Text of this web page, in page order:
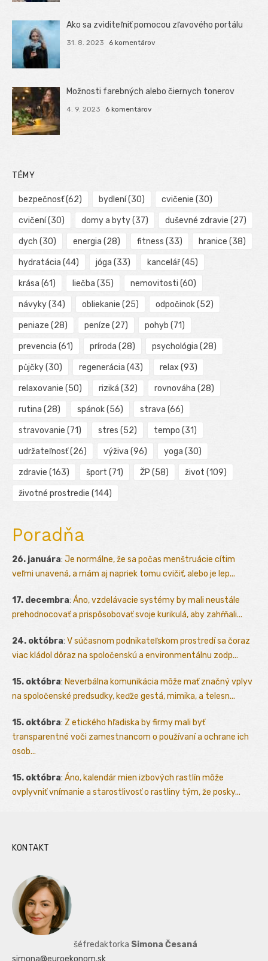
Ako sa zviditeľniť pomocou zľavového portálu
31. 8. 2023 6 komentárov
Možnosti farebných alebo čiernych tonerov
4. 9. 2023 6 komentárov
TÉMY
bezpečnosť(62) bydlení(30) cvičenie (30)
cvičení(30) domy a byty(37) duševné zdravie (27)
dych (30) energia (28) fitness (33) hranice (38)
hydratácia (44) jóga (33) kancelář(45)
krása (61) liečba (35) nemovitosti (60)
návyky(34) obliekanie (25) odpočinok(52)
peniaze (28) peníze (27) pohyb (71)
prevencia (61) príroda (28) psychológia (28)
půjčky(30) regenerácia (43) relax (93)
relaxovanie (50) riziká (32) rovnováha (28)
rutina (28) spánok(56) strava (66)
stravovanie (71) stres (52) tempo (31)
udržateľnosť(26) výživa (96) yoga (30)
zdravie (163) šport (71) ŽP (58) život (109)
životné prostredie (144)
Poradňa
26. januára: Je normálne, že sa počas menštruácie cítim
veľmi unavená, a mám aj napriek tomu cvičiť, alebo je lep...
17. decembra: Áno, vzdelávacie systémy by mali neustále
prehodnocovať a prispôsobovať svoje kurikulá, aby zahŕňali...
24. októbra: V súčasnom podnikateľskom prostredí sa čoraz
viac kládol dôraz na spoločenskú a environmentálnu zodp...
15. októbra: Neverbálna komunikácia môže mať značný vplyv
na spoločenské predsudky, keďže gestá, mimika, a telesn...
15. októbra: Z etického hľadiska by firmy mali byť
transparentné voči zamestnancom o používaní a ochrane ich
osob...
15. októbra: Áno, kalendár mien izbových rastlín môže
ovplyvniť vnímanie a starostlivosť o rastliny tým, že posky...
KONTAKT
šéfredaktorka Simona Česaná
simona@euroekonom.sk